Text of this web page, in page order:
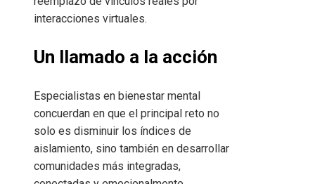
interacciones virtuales.
Un llamado a la acción
Especialistas en bienestar mental
concuerdan en que el principal reto no
solo es disminuir los índices de
aislamiento, sino también en desarrollar
comunidades más integradas,